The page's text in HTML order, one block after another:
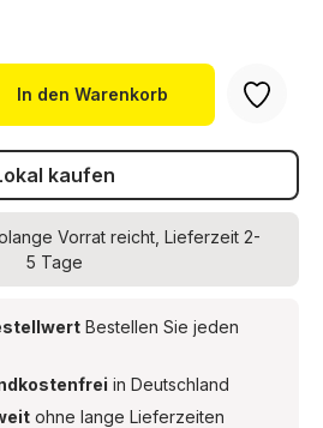
Gib den
In den Warenkorb
kaufen
Vorrat reicht, Lieferzeit 2-
5 Tage
Bestellen Sie jeden
in Deutschland
ohne lange Lieferzeiten